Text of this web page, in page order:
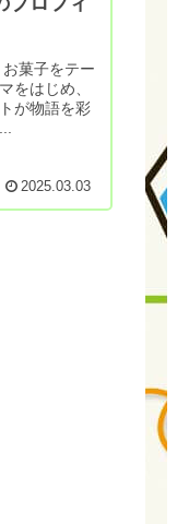
菓子をテー
をはじめ、
が物語を彩
2025.03.03